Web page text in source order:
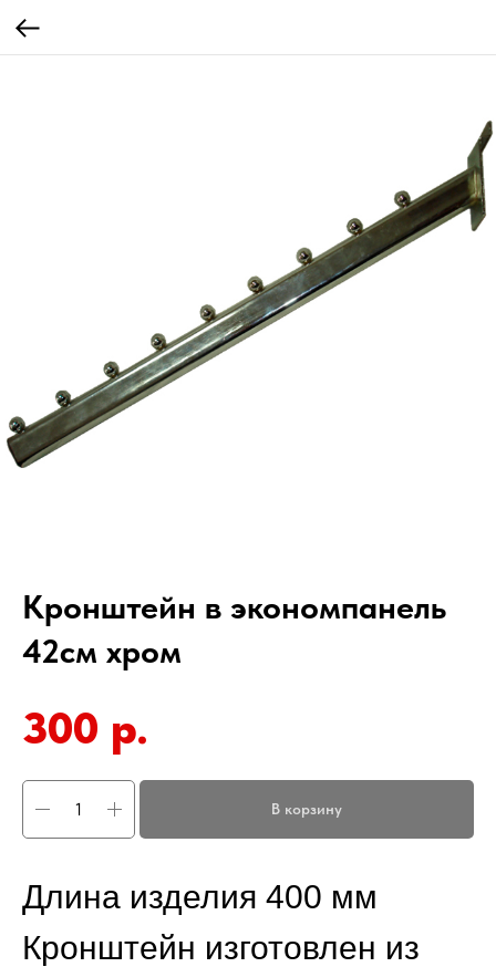
Кронштейн в экономпанель
42см хром
300 р.
В корзину
Длина изделия 400 мм
Кронштейн изготовлен из